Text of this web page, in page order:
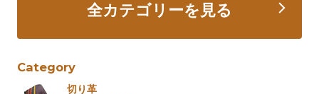
全カテゴリーを見る
Category
切り革